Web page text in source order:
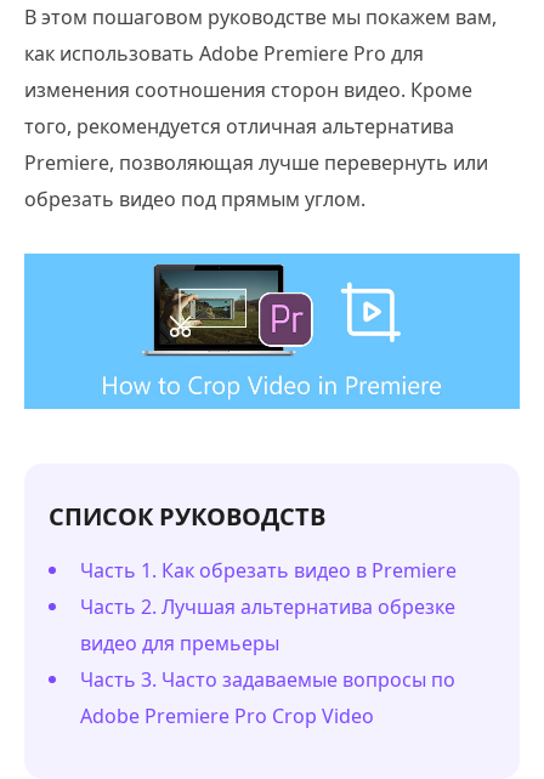
В этом пошаговом руководстве мы покажем вам,
как использовать Adobe Premiere Pro для
изменения соотношения сторон видео. Кроме
того, рекомендуется отличная альтернатива
Premiere, позволяющая лучше перевернуть или
обрезать видео под прямым углом.
СПИСОК РУКОВОДСТВ
Часть 1. Как обрезать видео в Premiere
Часть 2. Лучшая альтернатива обрезке
видео для премьеры
Часть 3. Часто задаваемые вопросы по
Adobe Premiere Pro Crop Video